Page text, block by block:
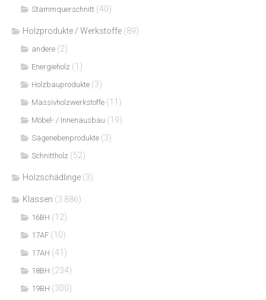
Stammquerschnitt (40)
Holzprodukte / Werkstoffe (89)
andere (2)
Energieholz (1)
Holzbauprodukte (3)
Massivholzwerkstoffe (11)
Möbel- / Innenausbau (19)
Sägenebenprodukte (3)
Schnittholz (52)
Holzschädlinge (3)
Klassen (3.886)
16BH (12)
17AF (10)
17AH (41)
18BH (234)
19BH (300)